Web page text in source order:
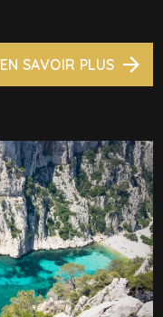
EN SAVOIR PLUS